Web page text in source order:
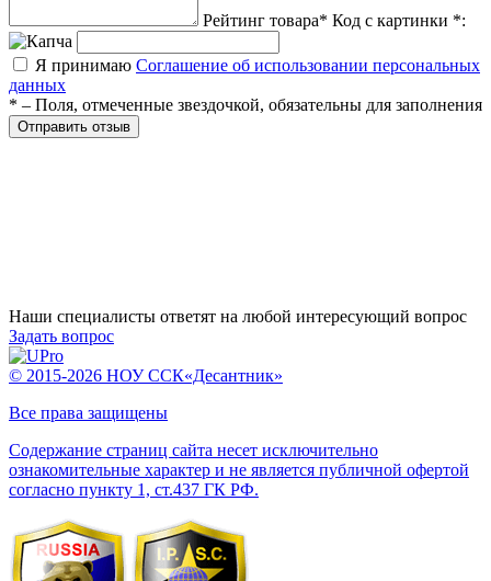
Рейтинг товара* Код с картинки *:
Я принимаю Соглашение об использовании персональных
данных
* – Поля, отмеченные звездочкой, обязательны для заполнения
Отправить отзыв
Наши специалисты ответят на любой интересующий вопрос
Задать вопрос
© 2015-2026 НОУ ССК«Десантник»
Все права защищены
Содержание страниц сайта несет исключительно
ознакомительные характер и не является публичной офертой
согласно пункту 1, ст.437 ГК РФ.